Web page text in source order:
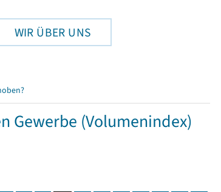
WIR ÜBER UNS
Gewerbe (Volumenindex)